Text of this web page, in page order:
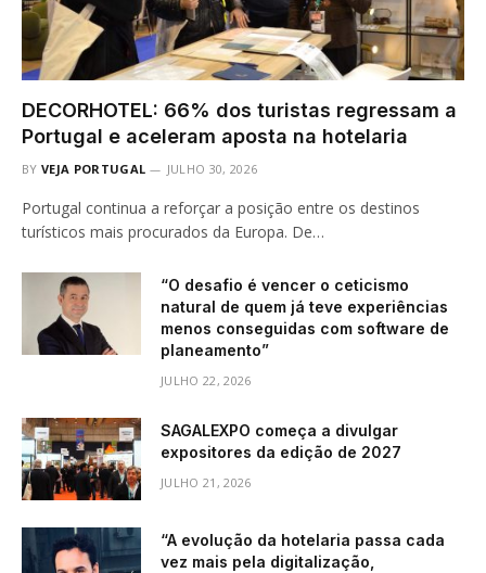
DECORHOTEL: 66% dos turistas regressam a
Portugal e aceleram aposta na hotelaria
BY VEJA PORTUGAL JULHO 30, 2026
Portugal continua a reforçar a posição entre os destinos
turísticos mais procurados da Europa. De…
“O desafio é vencer o ceticismo
natural de quem já teve experiências
menos conseguidas com software de
planeamento”
JULHO 22, 2026
SAGALEXPO começa a divulgar
expositores da edição de 2027
JULHO 21, 2026
“A evolução da hotelaria passa cada
vez mais pela digitalização,